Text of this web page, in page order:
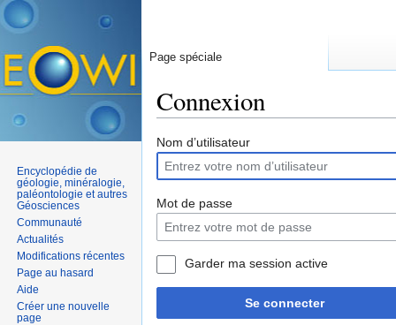
Connexion
Nom d’utilisateur
Mot de passe
Garder ma session active
Se connecter
Page spéciale
Encyclopédie de
géologie, minéralogie,
paléontologie et autres
Géosciences
Communauté
Actualités
Modifications récentes
Page au hasard
Aide
Créer une nouvelle
page